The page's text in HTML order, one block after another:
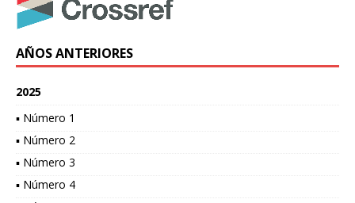
AÑOS ANTERIORES
2025
▪ Número 1
▪ Número 2
▪ Número 3
▪ Número 4